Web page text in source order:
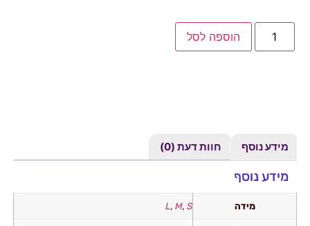
הוספה לסל
מידע נוסף חוות דעת (0)
מידע נוסף
מידה L, M, S